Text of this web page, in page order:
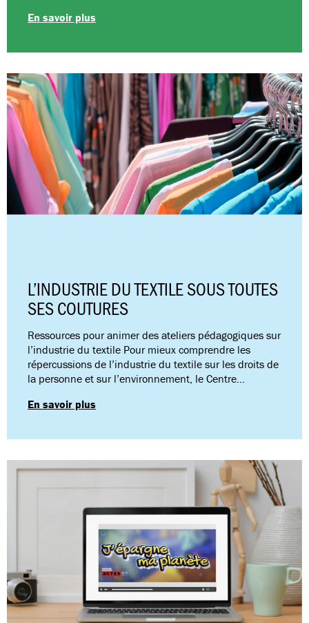
En savoir plus
L’INDUSTRIE DU TEXTILE SOUS TOUTES
SES COUTURES
Ressources pour animer des ateliers pédagogiques sur
l’industrie du textile Pour mieux comprendre les
répercussions de l’industrie du textile sur les droits de
la personne et sur l’environnement, le Centre…
En savoir plus